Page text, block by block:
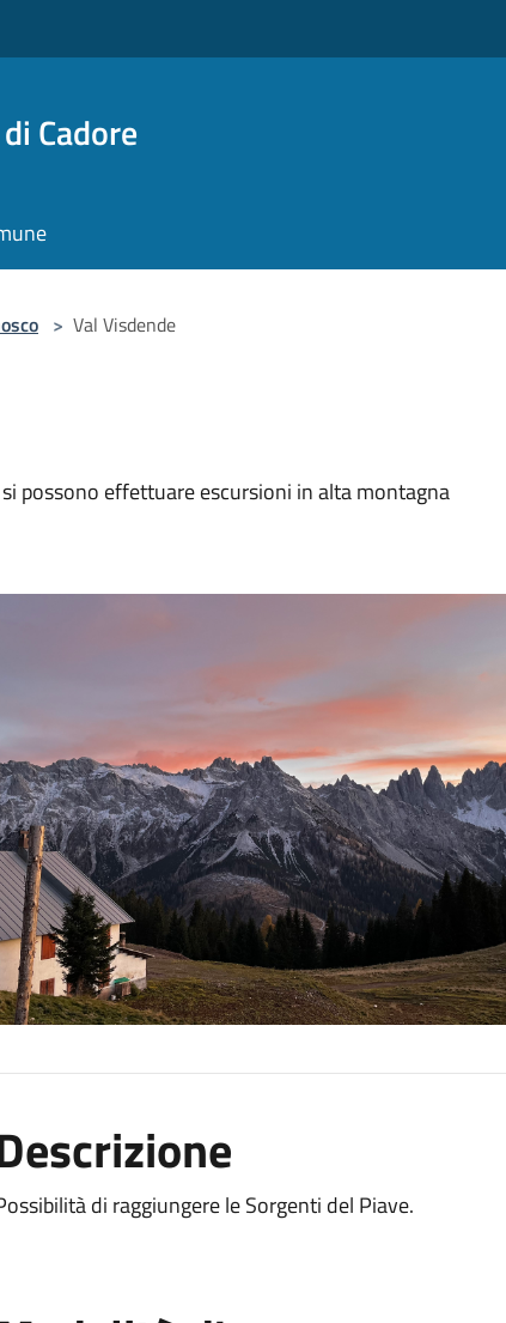
Cadore
> Val Visdende
possono effettuare escursioni in alta montagna
di raggiungere le Sorgenti del Piave.